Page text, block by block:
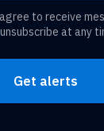
to receive
at any
Get alerts